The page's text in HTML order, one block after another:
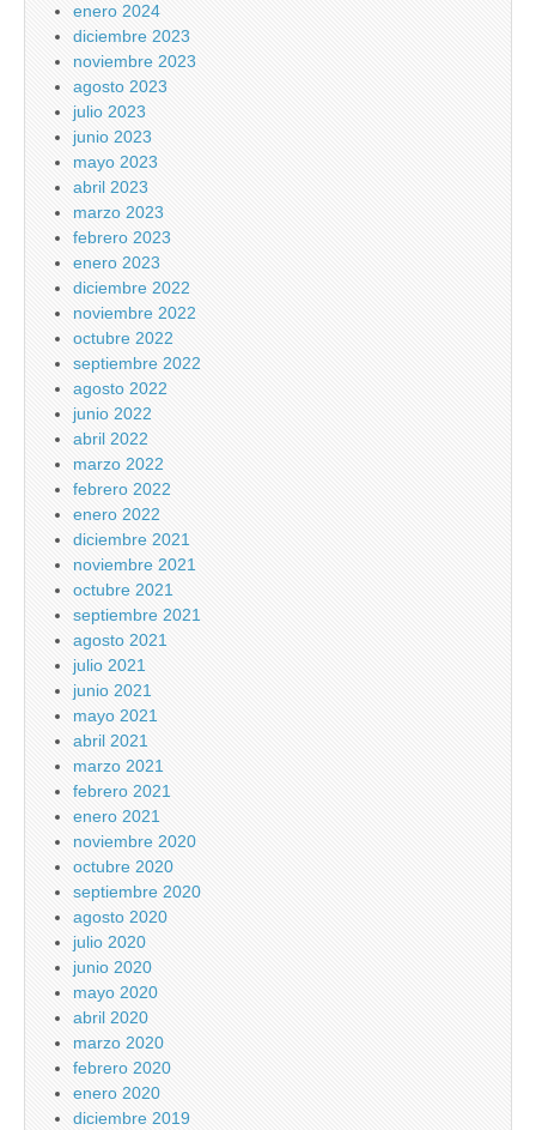
enero 2024
diciembre 2023
noviembre 2023
agosto 2023
julio 2023
junio 2023
mayo 2023
abril 2023
marzo 2023
febrero 2023
enero 2023
diciembre 2022
noviembre 2022
octubre 2022
septiembre 2022
agosto 2022
junio 2022
abril 2022
marzo 2022
febrero 2022
enero 2022
diciembre 2021
noviembre 2021
octubre 2021
septiembre 2021
agosto 2021
julio 2021
junio 2021
mayo 2021
abril 2021
marzo 2021
febrero 2021
enero 2021
noviembre 2020
octubre 2020
septiembre 2020
agosto 2020
julio 2020
junio 2020
mayo 2020
abril 2020
marzo 2020
febrero 2020
enero 2020
diciembre 2019